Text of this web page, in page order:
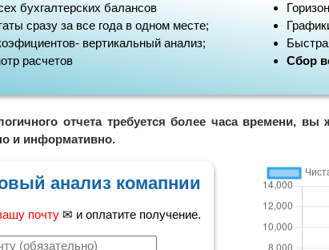
бухгалтерских балансов
сразу за все года в одном месте;
вертикальный анализ;
расчетов
Сбор
отчета требуется более часа времени,
и информативно.
анализ комапнии
почту✉ и оплатите получение.